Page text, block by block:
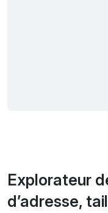
Explorateur
d’adresse,